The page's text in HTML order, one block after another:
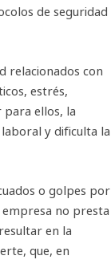
de seguridad
relacionados con
estrés,
para ellos, la
y dificulta la
o golpes por
no presta
en la
que, en